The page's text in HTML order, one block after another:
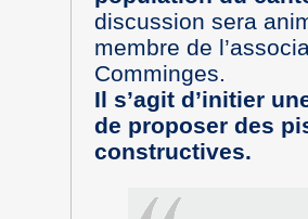
discussion sera
membre de
Comminges.
Il s’agit d’initier
de proposer des
constructives.